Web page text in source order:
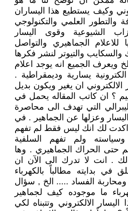
وكيف يستطيع هذا اليساران
العلمي والتكنولوجي
الشيوعية وقوى اليسار
للاعلام الجماهيري والتواصل
والسكايب والتيوتر لنشر فكرها
ويعرف الجميع انه يوجد اعلام
يسارية وديمقراطية .
ان يغير ويكون بديل
؟ ان كاتب المقاله يحمل في
التي تهدف الى محاصرة
وعزلها عن الجماهير . في
اكدت لك انك ليس فقط لم تفهم
ولم تفهم السلفية
تفهم حتى الحراك الجماهيري . وها
. انت لا تدرك الى الآن ان
في بدايته مطالباً بالكهرباء
الفساد ..... الخ , سؤال
ما موجوده كيف لجماهير
الالكتروني وتتبناه لكي